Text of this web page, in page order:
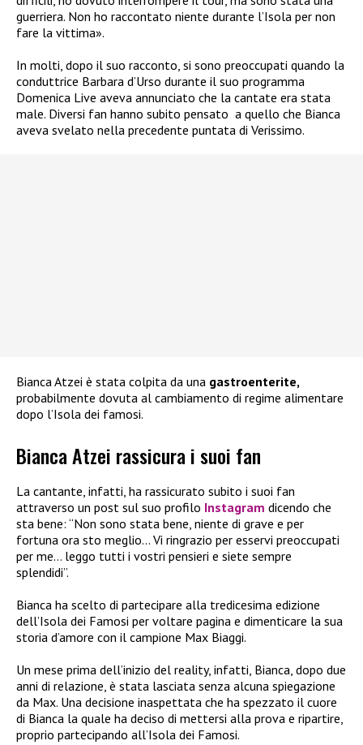
guerriera. Non ho raccontato niente durante l’Isola per non
fare la vittima».
In molti, dopo il suo racconto, si sono preoccupati quando la
conduttrice Barbara d’Urso durante il suo programma
Domenica Live aveva annunciato che la cantate era stata
male. Diversi fan hanno subito pensato a quello che Bianca
aveva svelato nella precedente puntata di Verissimo.
Bianca Atzei è stata colpita da una gastroenterite,
probabilmente dovuta al cambiamento di regime alimentare
dopo l’Isola dei famosi.
Bianca Atzei rassicura i suoi fan
La cantante, infatti, ha rassicurato subito i suoi fan
attraverso un post sul suo profilo Instagram dicendo che
sta bene: “Non sono stata bene, niente di grave e per
fortuna ora sto meglio… Vi ringrazio per esservi preoccupati
per me… leggo tutti i vostri pensieri e siete sempre
splendidi”.
Bianca ha scelto di partecipare alla tredicesima edizione
dell’Isola dei Famosi per voltare pagina e dimenticare la sua
storia d’amore con il campione Max Biaggi.
Un mese prima dell’inizio del reality, infatti, Bianca, dopo due
anni di relazione, è stata lasciata senza alcuna spiegazione
da Max. Una decisione inaspettata che ha spezzato il cuore
di Bianca la quale ha deciso di mettersi alla prova e ripartire,
proprio partecipando all’Isola dei Famosi.